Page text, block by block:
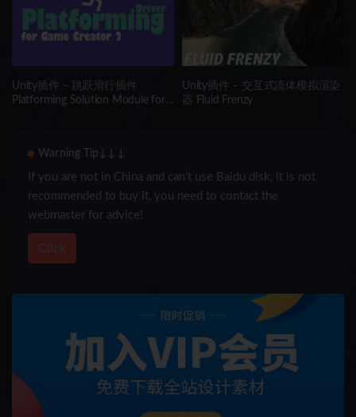
Unity插件 – 跳跃滑行插件
Platforming Solution Module for
Unity插件 – 交互式流体模拟渲染
器 Fluid Frenzy
Warning Tip↓↓↓
If you are not in China and can’t use Baidu disk, it is not
recommended to buy it, you need to contact the
webmaster for advice!
Click